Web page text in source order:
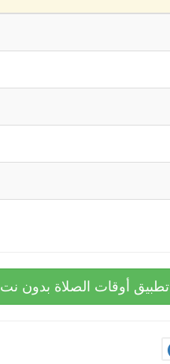
تطبيق أوقات الصلاة بدون نت